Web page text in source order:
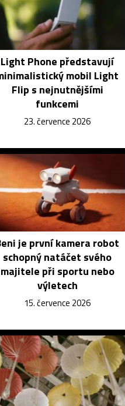
Light Phone představují
mobil Light
Flip s nejnutnějšími
funkcemi
23. července 2026
je první kamera robot
schopný natáčet svého
majitele při sportu nebo
výletech
15. července 2026